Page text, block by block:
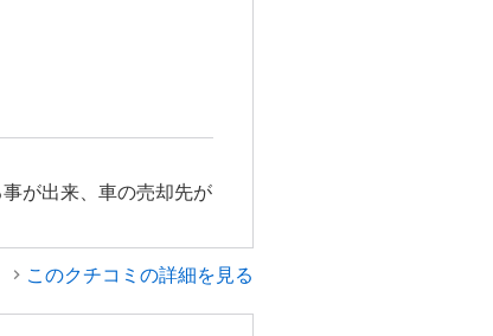
が出来、車の売却先が
このクチコミの詳細を見る